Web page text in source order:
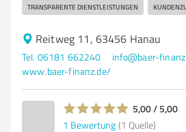
TRANSPARENTE DIENSTLEISTUNGEN
Reitweg 11, 63456 Hanau
Tel. 06181 662240
info@baer-
www.baer-finanz.de/
5,00 / 5,00
1 Bewertung (1 Quelle)